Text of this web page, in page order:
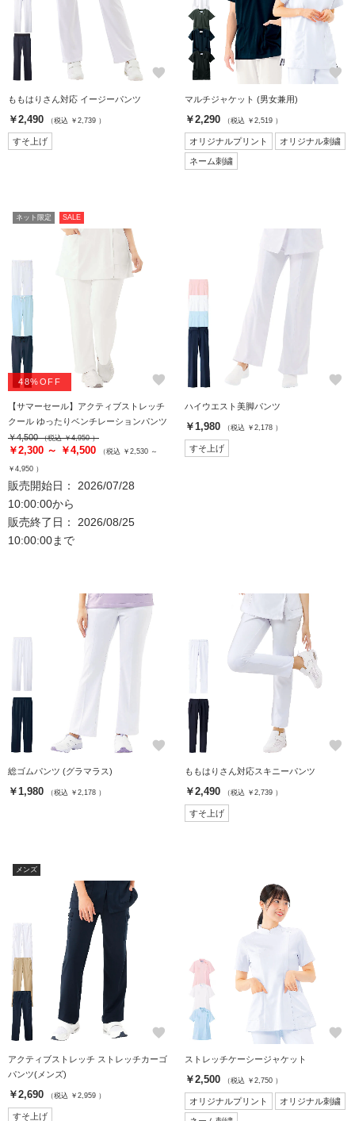
favorite
ももはりさん対応 イージーパンツ
￥2,490 （税込 ￥2,739 ）
すそ上げ
favorite
マルチジャケット (男女兼用)
￥2,290 （税込 ￥2,519 ）
オリジナルプリント オリジナル刺繍
ネーム刺繍
ネット限定 SALE
48%OFF favorite
【サマーセール】アクティブストレッチ
クール ゆったりベンチレーションパンツ
￥4,500（税込 ￥4,950 ）
￥2,300 ～ ￥4,500 （税込 ￥2,530 ～
￥4,950 ）
販売開始日： 2026/07/28
10:00:00から
販売終了日： 2026/08/25
10:00:00まで
favorite
ハイウエスト美脚パンツ
￥1,980 （税込 ￥2,178 ）
すそ上げ
favorite
総ゴムパンツ (グラマラス)
￥1,980 （税込 ￥2,178 ）
favorite
ももはりさん対応スキニーパンツ
￥2,490 （税込 ￥2,739 ）
すそ上げ
メンズ
favorite
アクティブストレッチ ストレッチカーゴ
パンツ(メンズ)
￥2,690 （税込 ￥2,959 ）
すそ上げ
favorite
ストレッチケーシージャケット
￥2,500 （税込 ￥2,750 ）
オリジナルプリント オリジナル刺繍